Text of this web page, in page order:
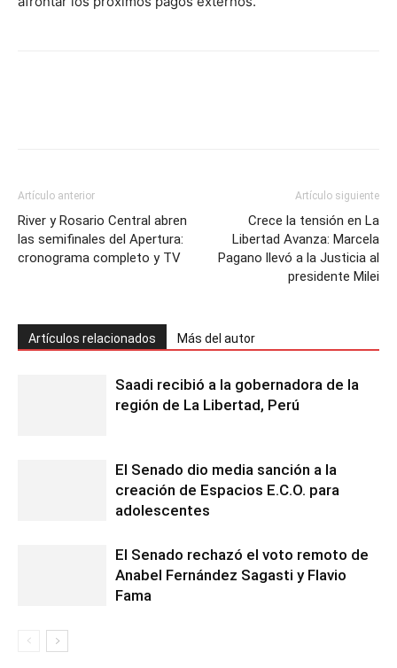
Artículo anterior
River y Rosario Central abren
las semifinales del Apertura:
cronograma completo y TV
Artículo siguiente
Crece la tensión en La
Libertad Avanza: Marcela
Pagano llevó a la Justicia al
presidente Milei
Artículos relacionados Más del autor
Saadi recibió a la gobernadora de la
región de La Libertad, Perú
El Senado dio media sanción a la
creación de Espacios E.C.O. para
adolescentes
El Senado rechazó el voto remoto de
Anabel Fernández Sagasti y Flavio
Fama